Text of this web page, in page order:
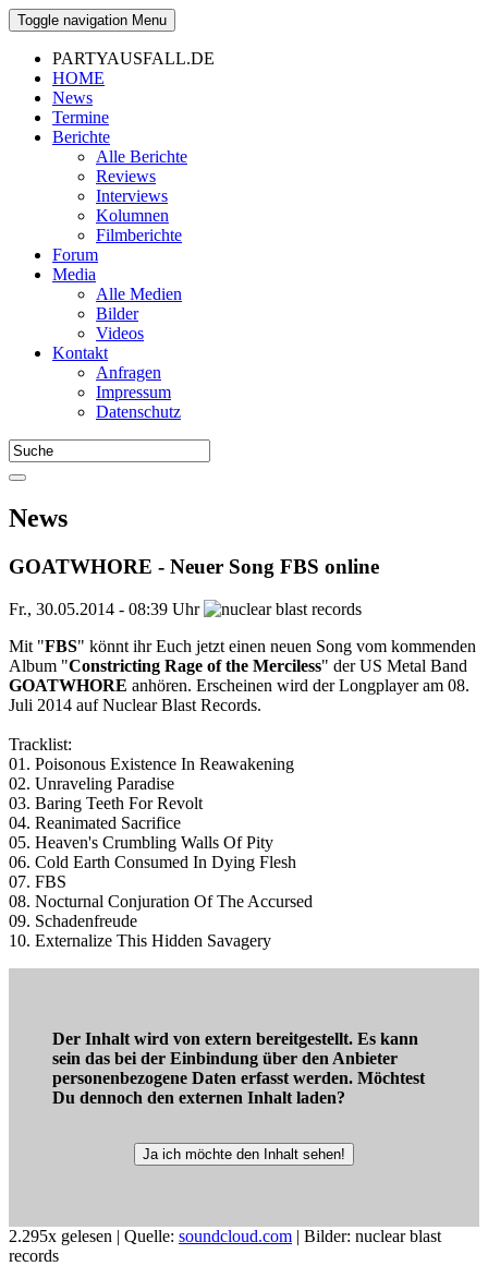
Toggle navigation Menu
PARTYAUSFALL.DE
HOME
News
Termine
Berichte
Alle Berichte
Reviews
Interviews
Kolumnen
Filmberichte
Forum
Media
Alle Medien
Bilder
Videos
Kontakt
Anfragen
Impressum
Datenschutz
News
GOATWHORE - Neuer Song FBS online
Fr., 30.05.2014 - 08:39 Uhr
Mit "FBS" könnt ihr Euch jetzt einen neuen Song vom kommenden
Album "Constricting Rage of the Merciless" der US Metal Band
GOATWHORE anhören. Erscheinen wird der Longplayer am 08.
Juli 2014 auf Nuclear Blast Records.
Tracklist:
01. Poisonous Existence In Reawakening
02. Unraveling Paradise
03. Baring Teeth For Revolt
04. Reanimated Sacrifice
05. Heaven's Crumbling Walls Of Pity
06. Cold Earth Consumed In Dying Flesh
07. FBS
08. Nocturnal Conjuration Of The Accursed
09. Schadenfreude
10. Externalize This Hidden Savagery
Der Inhalt wird von extern bereitgestellt. Es kann
sein das bei der Einbindung über den Anbieter
personenbezogene Daten erfasst werden. Möchtest
Du dennoch den externen Inhalt laden?
Ja ich möchte den Inhalt sehen!
2.295x gelesen | Quelle: soundcloud.com | Bilder: nuclear blast
records